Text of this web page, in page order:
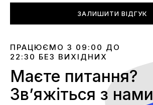
ЗАЛИШИТИ ВІДГУК
ПРАЦЮЄМО З 09:00 ДО
22:30 БЕЗ ВИХІДНИХ
Маєте питання?
Звʼяжіться з нами